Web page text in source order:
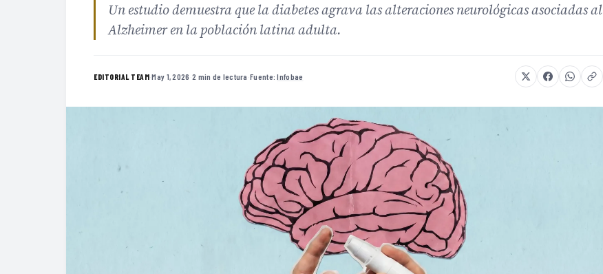
Un estudio demuestra que la diabetes agrava las alteraciones neurológicas asociadas al
Alzheimer en la población latina adulta.
EDITORIAL TEAM·May 1, 2026 ·2 min de lectura ·Fuente:Infobae